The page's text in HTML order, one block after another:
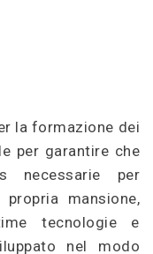
la formazione dei
per garantire che
necessarie per
mansione,
tecnologie e
nel modo